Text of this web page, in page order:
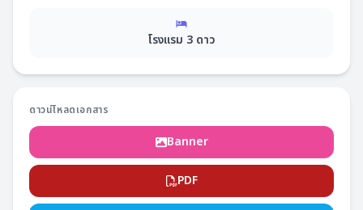
โรงแรม 3 ดาว
ดาวน์โหลดเอกสาร
Banner
PDF